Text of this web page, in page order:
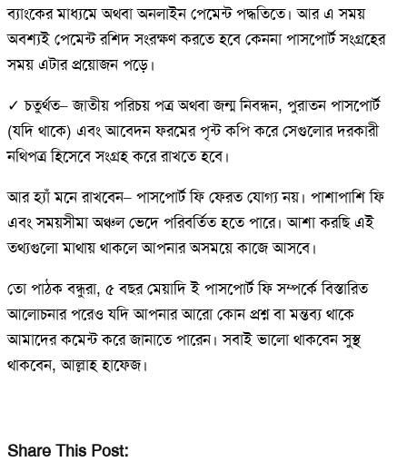
ব্যাংকের মাধ্যমে অথবা অনলাইন পেমেন্ট পদ্ধতিতে। আর এ সময়
অবশ্যই পেমেন্ট রশিদ সংরক্ষণ করতে হবে কেননা পাসপোর্ট সংগ্রহের
সময় এটার প্রয়োজন পড়ে।
✓ চতুর্থত– জাতীয় পরিচয় পত্র অথবা জন্ম নিবন্ধন, পুরাতন পাসপোর্ট
(যদি থাকে) এবং আবেদন ফরমের পৃন্ট কপি করে সেগুলোর দরকারী
নথিপত্র হিসেবে সংগ্রহ করে রাখতে হবে।
আর হ্যাঁ মনে রাখবেন– পাসপোর্ট ফি ফেরত যোগ্য নয়। পাশাপাশি ফি
এবং সময়সীমা অঞ্চল ভেদে পরিবর্তিত হতে পারে। আশা করছি এই
তথ্যগুলো মাথায় থাকলে আপনার অসময়ে কাজে আসবে।
তো পাঠক বন্ধুরা, ৫ বছর মেয়াদি ই পাসপোর্ট ফি সম্পর্কে বিস্তারিত
আলোচনার পরেও যদি আপনার আরো কোন প্রশ্ন বা মন্তব্য থাকে
আমাদের কমেন্ট করে জানাতে পারেন। সবাই ভালো থাকবেন সুস্থ
থাকবেন, আল্লাহ হাফেজ।
Share This Post: